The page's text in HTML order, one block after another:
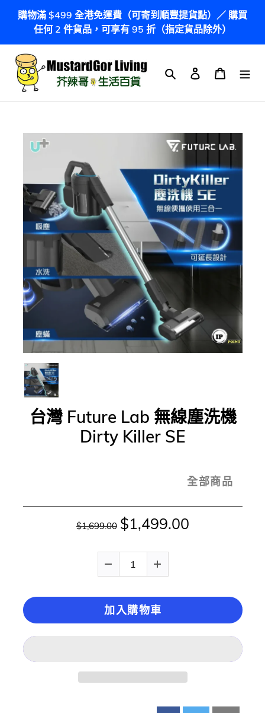
容
購物滿 $499 全港免運費（可寄到順豐提貨點）／ 購買
任何 2 件貨品，可享有 95 折（指定貨品除外）
搜尋 登入 購物車
台灣 Future Lab 無線塵洗機
Dirty Killer SE
全部商品
$1,699.00 $1,499.00
加入購物車